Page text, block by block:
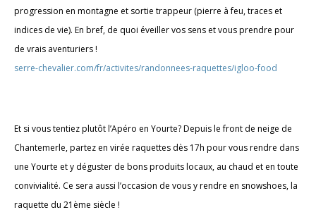
progression en montagne et sortie trappeur (pierre à feu, traces et
indices de vie). En bref, de quoi éveiller vos sens et vous prendre pour
de vrais aventuriers !
serre-chevalier.com/fr/activites/randonnees-raquettes/igloo-food
Et si vous tentiez plutôt l’Apéro en Yourte? Depuis le front de neige de
Chantemerle, partez en virée raquettes dès 17h pour vous rendre dans
une Yourte et y déguster de bons produits locaux, au chaud et en toute
convivialité. Ce sera aussi l’occasion de vous y rendre en snowshoes, la
raquette du 21ème siècle !